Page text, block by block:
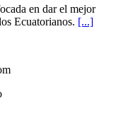
en dar el mejor
Ecuatorianos. [...]